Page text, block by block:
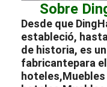
Sobre
Desde que
estableció,
de historia, es
fabricantepara el
hoteles,